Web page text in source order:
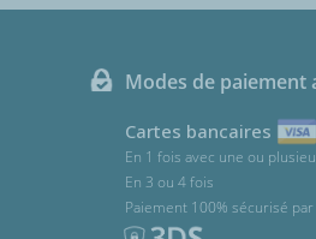
Modes de paiement
Cartes bancaires
En 1 fois avec une ou
En 3 ou 4 fois
Paiement 100% sécurisé